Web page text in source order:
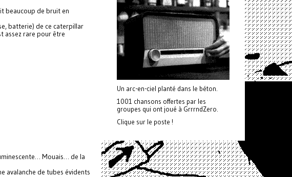
beaucoup de bruit en
batterie) de ce caterpillar
assez rare pour être
Mouais… de la
avalanche de tubes évidents
Un arc-en-ciel planté dans le béton.
1001 chansons offertes par les
groupes qui ont joué à GrrrndZero.
Clique sur le poste !